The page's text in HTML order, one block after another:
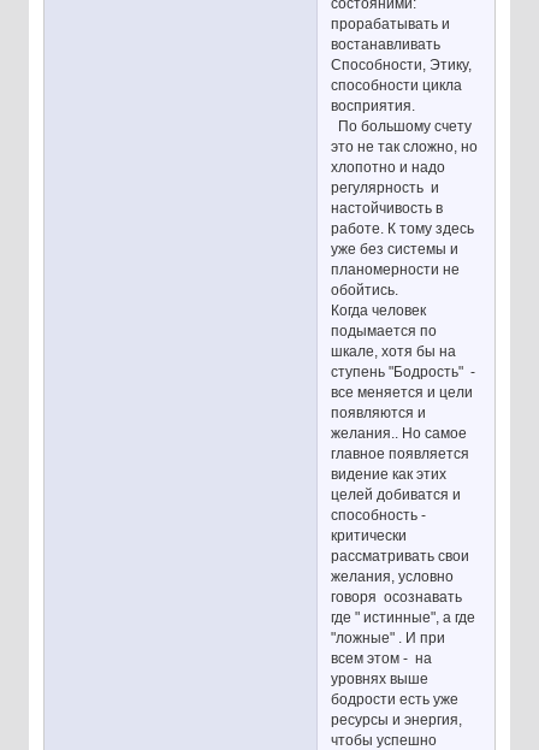
состояними:
прорабатывать и
востанавливать
Способности, Этику,
способности цикла
восприятия.
По большому счету
это не так сложно, но
хлопотно и надо
регулярность и
настойчивость в
работе. К тому здесь
уже без системы и
планомерности не
обойтись.
Когда человек
подымается по
шкале, хотя бы на
ступень "Бодрость" -
все меняется и цели
появляются и
желания.. Но самое
главное появляется
видение как этих
целей добиватся и
способность -
критически
рассматривать свои
желания, условно
говоря осознавать
где " истинные", а где
"ложные" . И при
всем этом - на
уровнях выше
бодрости есть уже
ресурсы и энергия,
чтобы успешно